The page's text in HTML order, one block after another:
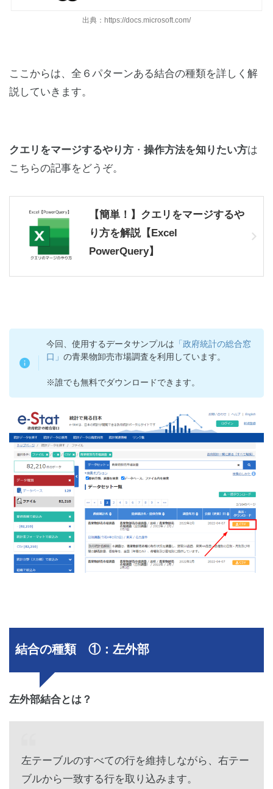
出典：https://docs.microsoft.com/
ここからは、全６パターンある結合の種類を詳しく解
説していきます。
クエリをマージするやり方 ・ 操作方法を知りたい方は
こちらの記事をどうぞ。
【簡単！】クエリをマージするや
り方を解説【Excel
PowerQuery】
今回、使用するデータサンプルは 「政府統計の総合窓
口」の青果物卸売市場調査を利用しています。
※誰でも無料でダウンロードできます。
結合の種類 ①：左外部
左外部結合とは？
左テーブルのすべての行を維持しながら、右テー
ブルから一致する行を取り込みます。